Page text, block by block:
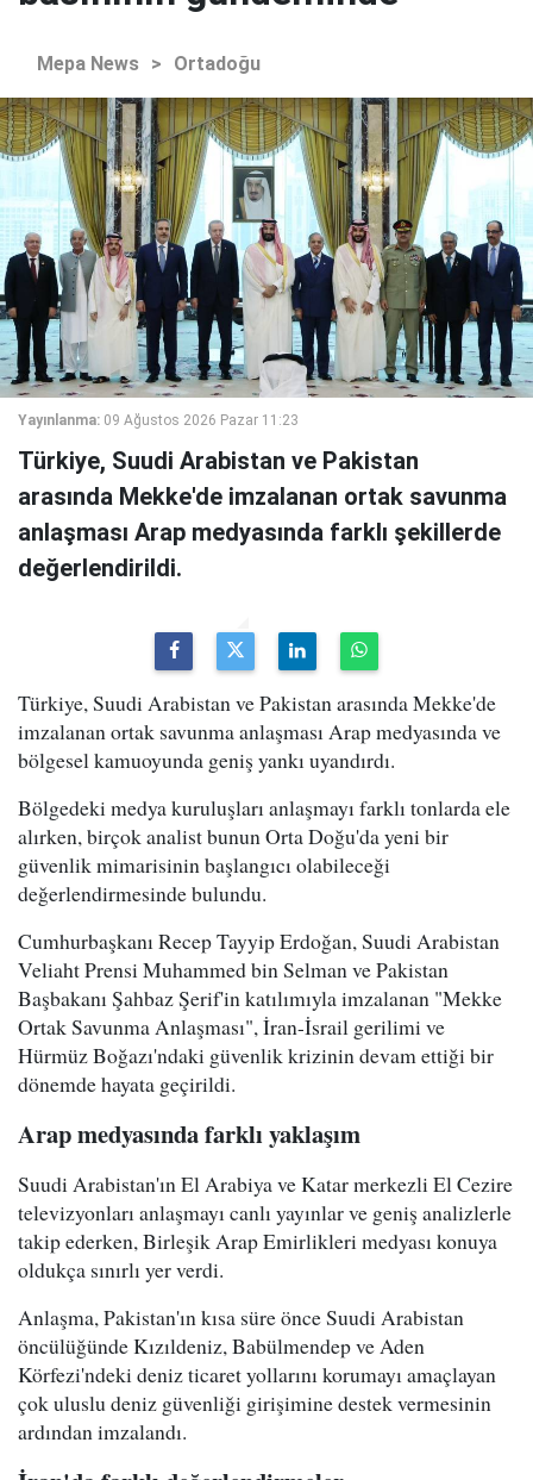
Mepa News > Ortadoğu
Yayınlanma: 09 Ağustos 2026 Pazar 11:23
Türkiye, Suudi Arabistan ve Pakistan
arasında Mekke'de imzalanan ortak savunma
anlaşması Arap medyasında farklı şekillerde
değerlendirildi.
Türkiye, Suudi Arabistan ve Pakistan arasında Mekke'de
imzalanan ortak savunma anlaşması Arap medyasında ve
bölgesel kamuoyunda geniş yankı uyandırdı.
Bölgedeki medya kuruluşları anlaşmayı farklı tonlarda ele
alırken, birçok analist bunun Orta Doğu'da yeni bir
güvenlik mimarisinin başlangıcı olabileceği
değerlendirmesinde bulundu.
Cumhurbaşkanı Recep Tayyip Erdoğan, Suudi Arabistan
Veliaht Prensi Muhammed bin Selman ve Pakistan
Başbakanı Şahbaz Şerif'in katılımıyla imzalanan "Mekke
Ortak Savunma Anlaşması", İran-İsrail gerilimi ve
Hürmüz Boğazı'ndaki güvenlik krizinin devam ettiği bir
dönemde hayata geçirildi.
Arap medyasında farklı yaklaşım
Suudi Arabistan'ın El Arabiya ve Katar merkezli El Cezire
televizyonları anlaşmayı canlı yayınlar ve geniş analizlerle
takip ederken, Birleşik Arap Emirlikleri medyası konuya
oldukça sınırlı yer verdi.
Anlaşma, Pakistan'ın kısa süre önce Suudi Arabistan
öncülüğünde Kızıldeniz, Babülmendep ve Aden
Körfezi'ndeki deniz ticaret yollarını korumayı amaçlayan
çok uluslu deniz güvenliği girişimine destek vermesinin
ardından imzalandı.